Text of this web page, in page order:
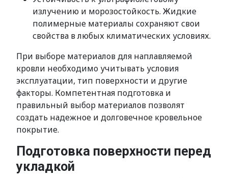
излучению и морозостойкость. Жидкие
полимерные материалы сохраняют свои
свойства в любых климатических условиях.
При выборе материалов для наплавляемой
кровли необходимо учитывать условия
эксплуатации, тип поверхности и другие
факторы. Компетентная подготовка и
правильный выбор материалов позволят
создать надежное и долговечное кровельное
покрытие.
Подготовка поверхности перед
укладкой